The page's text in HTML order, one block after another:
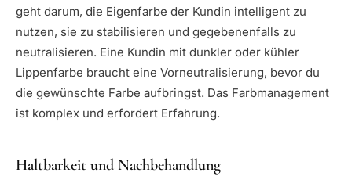
geht darum, die Eigenfarbe der Kundin intelligent zu
nutzen, sie zu stabilisieren und gegebenenfalls zu
neutralisieren. Eine Kundin mit dunkler oder kühler
Lippenfarbe braucht eine Vorneutralisierung, bevor du
die gewünschte Farbe aufbringst. Das Farbmanagement
ist komplex und erfordert Erfahrung.
Haltbarkeit und Nachbehandlung